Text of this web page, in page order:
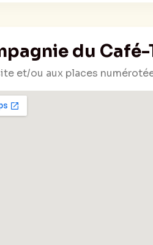
du
et/ou aux places